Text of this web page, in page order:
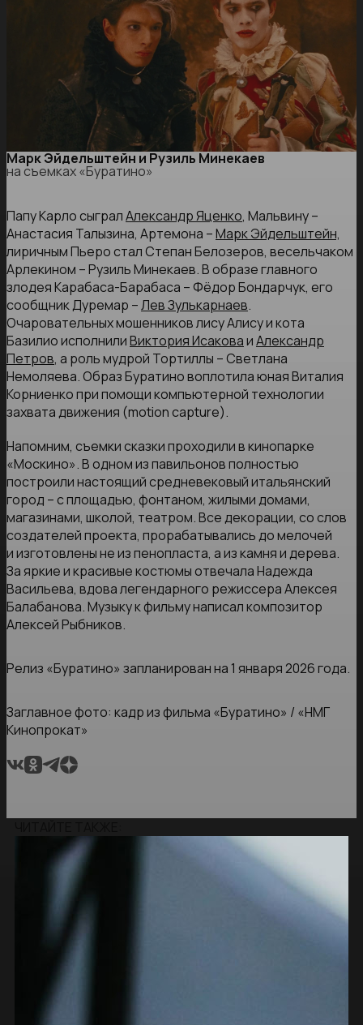
Марк Эйдельштейн и Рузиль Минекаев
на съемках «Буратино»
Папу Карло сыгралАлександр Яценко, Мальвину –
Анастасия Талызина, Артемона –Марк Эйдельштейн,
лиричным Пьеро стал Степан Белозеров, весельчаком
Арлекином – Рузиль Минекаев. В образе главного
злодея Карабаса-Барабаса – Фёдор Бондарчук, его
сообщник Дуремар –Лев Зулькарнаев.
Очаровательных мошенников лису Алису и кота
Базилио исполнилиВиктория ИсаковаиАлександр
Петров, а роль мудрой Тортиллы – Светлана
Немоляева. Образ Буратино воплотила юная Виталия
Корниенко при помощи компьютерной технологии
захвата движения (motion capture).
Напомним, съемки сказки проходили в кинопарке
«Москино». В одном из павильонов полностью
построили настоящий средневековый итальянский
город – с площадью, фонтаном, жилыми домами,
магазинами, школой, театром. Все декорации, со слов
создателей проекта, прорабатывались до мелочей
и изготовлены не из пенопласта, а из камня и дерева.
За яркие и красивые костюмы отвечала Надежда
Васильева, вдова легендарного режиссера Алексея
Балабанова. Музыку к фильму написал композитор
Алексей Рыбников.
Релиз «Буратино» запланирован на 1 января 2026 года.
Заглавное фото: кадр из фильма «Буратино» / «НМГ
Кинопрокат»